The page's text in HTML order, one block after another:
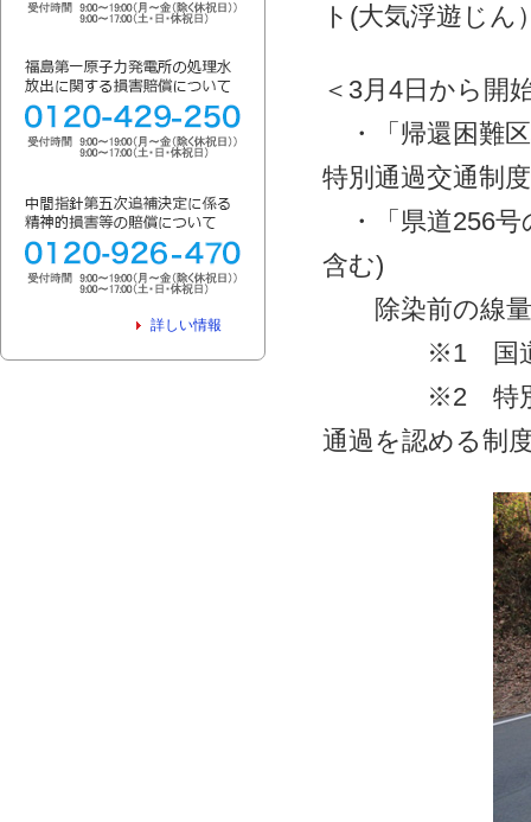
ト(大気浮遊じん
＜3月4日から開
・「帰還困難
特別通過交通制
・「県道256号
含む)
除染前の線量
※1 国道6号・
※2 特別通過
通過を認める制
詳しい情報